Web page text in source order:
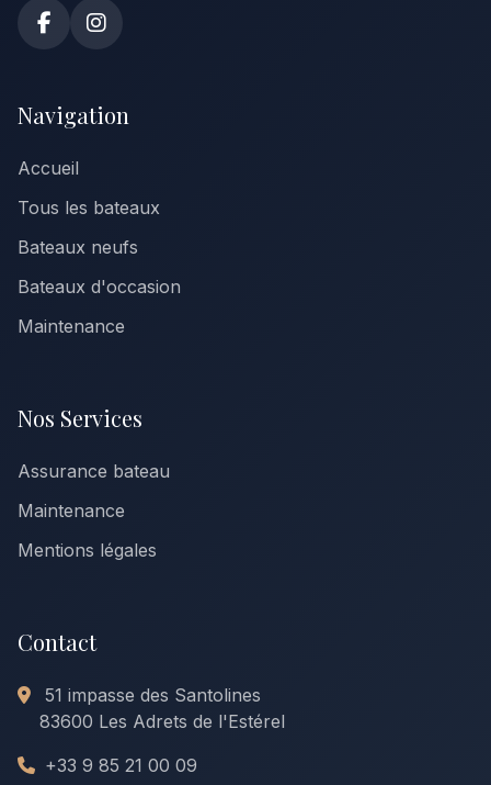
Navigation
Accueil
Tous les bateaux
Bateaux neufs
Bateaux d'occasion
Maintenance
Nos Services
Assurance bateau
Maintenance
Mentions légales
Contact
51 impasse des Santolines
83600 Les Adrets de l'Estérel
+33 9 85 21 00 09